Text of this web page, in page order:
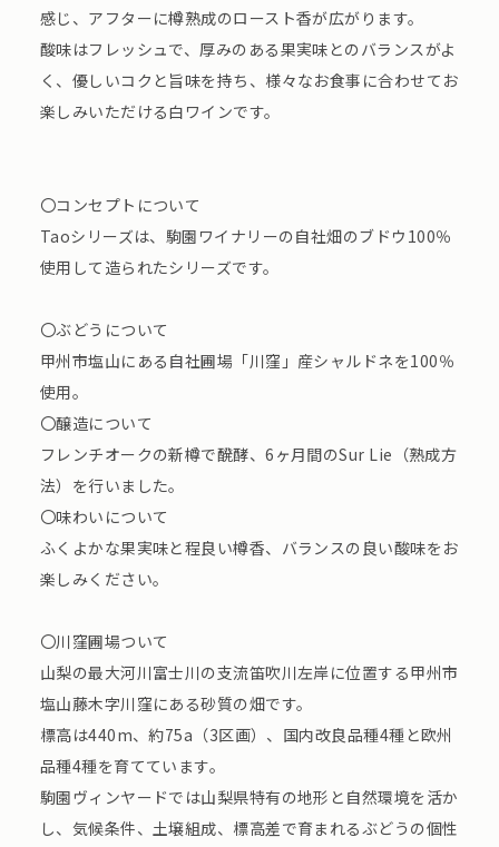
感じ、アフターに樽熟成のロースト香が広がります。
酸味はフレッシュで、厚みのある果実味とのバランスがよ
く、優しいコクと旨味を持ち、様々なお食事に合わせてお
楽しみいただける白ワインです。
〇コンセプトについて
Taoシリーズは、駒園ワイナリーの自社畑のブドウ100％
使用して造られたシリーズです。
〇ぶどうについて
甲州市塩山にある自社圃場「川窪」産シャルドネを100％
使用。
〇醸造について
フレンチオークの新樽で醗酵、6ヶ月間のSur Lie（熟成方
法）を行いました。
〇味わいについて
ふくよかな果実味と程良い樽香、バランスの良い酸味をお
楽しみください。
〇川窪圃場ついて
山梨の最大河川富士川の支流笛吹川左岸に位置する甲州市
塩山藤木字川窪にある砂質の畑です。
標高は440m、約75a（3区画）、国内改良品種4種と欧州
品種4種を育てています。
駒園ヴィンヤードでは山梨県特有の地形と自然環境を活か
し、気候条件、土壌組成、標高差で育まれるぶどうの個性